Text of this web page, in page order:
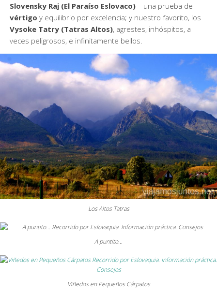
Slovensky Raj (El Paraíso Eslovaco) – una prueba de
vértigo y equilibrio por excelencia; y nuestro favorito, los
Vysoke Tatry (Tatras Altos), agrestes, inhóspitos, a
veces peligrosos, e infinitamente bellos.
Los Altos Tatras
A puntito…
Viñedos en Pequeños Cárpatos